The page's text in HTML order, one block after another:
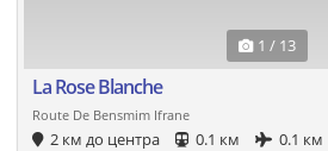
1 / 13
La Rose Blanche
Route De Bensmim Ifrane
2 км до центра 0.1 км 0.1 км